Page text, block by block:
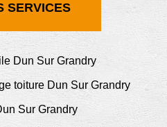
SERVICES
Dun Sur Grandry
toiture Dun Sur Grandry
Sur Grandry